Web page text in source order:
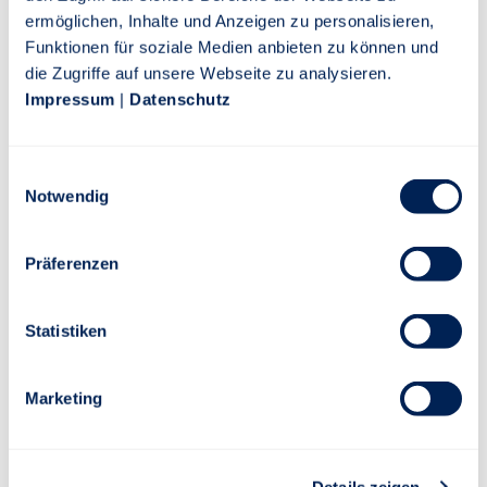
ermöglichen, Inhalte und Anzeigen zu personalisieren,
Funktionen für soziale Medien anbieten zu können und
die Zugriffe auf unsere Webseite zu analysieren.
Impressum | Datenschutz
Notwendig
Präferenzen
Statistiken
Marketing
die Mitarbeiter in Ihrem Unternehmen zu vermitteln.
MEHR INFORMATIONEN